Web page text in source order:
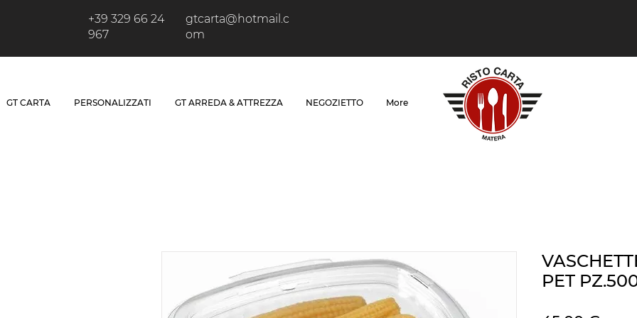
+39 329 66 24
967
gtcarta@hotmail.c
om
GT CARTA PERSONALIZZATI GT ARREDA & ATTREZZA NEGOZIETTO More
PET